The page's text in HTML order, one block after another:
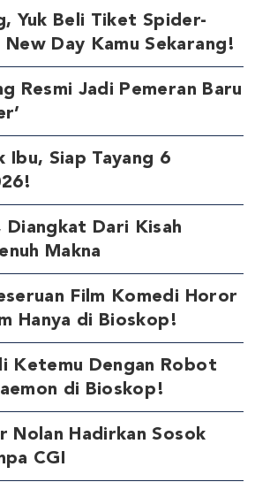
Yuk Beli Tiket Spider-
New Day Kamu Sekarang!
Resmi Jadi Pemeran Baru
Ibu, Siap Tayang 6
Diangkat Dari Kisah
Makna
Film Komedi Horor
Hanya di Bioskop!
Ketemu Dengan Robot
di Bioskop!
Nolan Hadirkan Sosok
CGI